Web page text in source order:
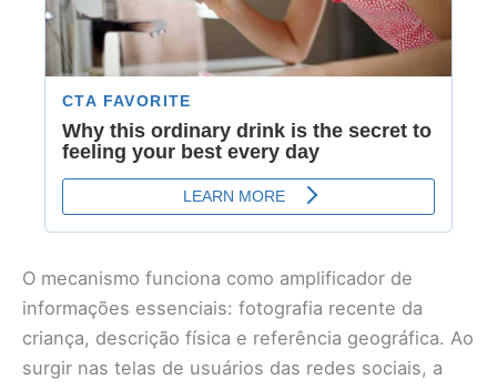
O mecanismo funciona como amplificador de
informações essenciais: fotografia recente da
criança, descrição física e referência geográfica. Ao
surgir nas telas de usuários das redes sociais, a